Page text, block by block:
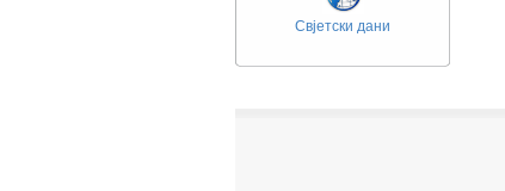
Свјетски дани